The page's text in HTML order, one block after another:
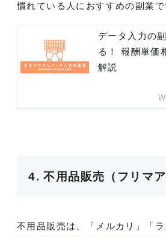
慣れている人におすすめの副業で
データ入力の
る！ 報酬単価
解説
4. 不用品販売（フリマア
不用品販売は、「メルカリ」「